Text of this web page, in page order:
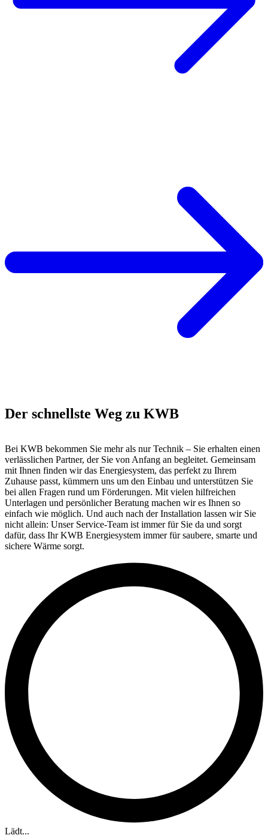
Der schnellste Weg zu KWB
Bei KWB bekommen Sie mehr als nur Technik – Sie erhalten einen
verlässlichen Partner, der Sie von Anfang an begleitet. Gemeinsam
mit Ihnen finden wir das Energiesystem, das perfekt zu Ihrem
Zuhause passt, kümmern uns um den Einbau und unterstützen Sie
bei allen Fragen rund um Förderungen. Mit vielen hilfreichen
Unterlagen und persönlicher Beratung machen wir es Ihnen so
einfach wie möglich. Und auch nach der Installation lassen wir Sie
nicht allein: Unser Service-Team ist immer für Sie da und sorgt
dafür, dass Ihr KWB Energiesystem immer für saubere, smarte und
sichere Wärme sorgt.
Lädt...